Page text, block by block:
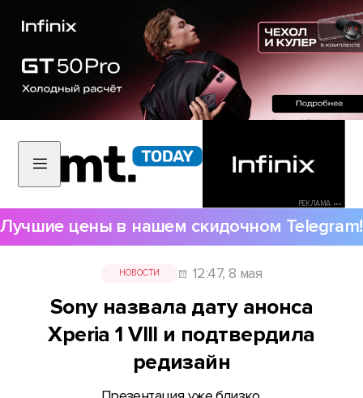
РЕКЛАМА •••
Лучшие цены в нашем скидочном Telegram!
НОВОСТИ 12:47, 8 мая
Sony назвала дату анонса
Xperia 1 VIII и подтвердила
редизайн